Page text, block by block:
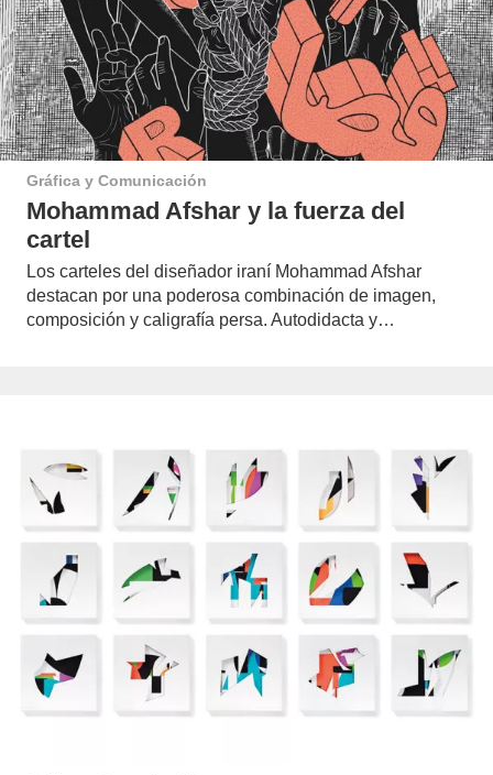
Gráfica y Comunicación
Mohammad Afshar y la fuerza del
cartel
Los carteles del diseñador iraní Mohammad Afshar
destacan por una poderosa combinación de imagen,
composición y caligrafía persa. Autodidacta y…